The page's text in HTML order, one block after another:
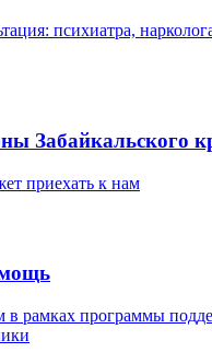
психиатра,
Забайкальского
приехать к нам
рамках программы